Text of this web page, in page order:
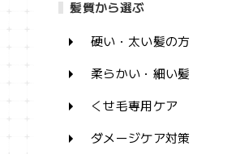
髪質から選ぶ
硬い・太い髪の方
柔らかい・細い髪
くせ毛専用ケア
ダメージケア対策